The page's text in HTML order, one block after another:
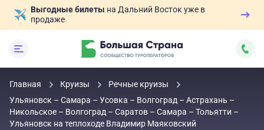
Выгодные билеты на Дальний Восток уже в
продаже
Главная Круизы
Речные круизы
Ульяновск – Самара – Усовка – Волгоград – Астрахань –
Никольское – Волгоград – Саратов – Самара – Тольятти –
Ульяновск на теплоходе Владимир Маяковский